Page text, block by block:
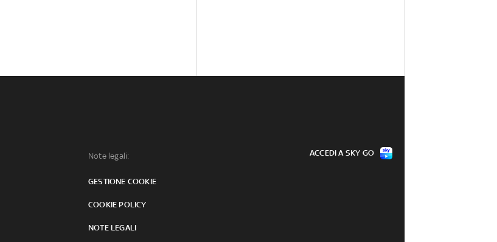
Note legali:
GESTIONE COOKIE
COOKIE POLICY
NOTE LEGALI
ACCEDI A SKY GO